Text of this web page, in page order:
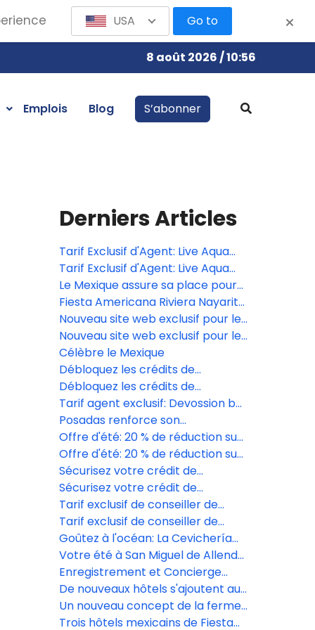
8 août 2026 / 10:56
Emplois Blog S’abonner
Derniers Articles
Tarif Exclusif d'Agent: Live Aqua
San Miguel de Allende
Tarif Exclusif d'Agent: Live Aqua
San Miguel de Allende
Le Mexique assure sa place pour
la grande finale du Bocuse d’Or
2027
Fiesta Americana Riviera Nayarit
présente le nouveau design de
son restaurant EFISIA
Nouveau site web exclusif pour les
agents de voyages à Posadas
Nouveau site web exclusif pour les
agents de voyages à Posadas
Célèbre le Mexique
Débloquez les crédits de
complexe du Grand Fiesta
Americana Los Cabos
Débloquez les crédits de
complexe du Grand Fiesta
Americana Los Cabos
Tarif agent exclusif: Devossion by
Live Aqua
Posadas renforce son
engagement social avec la
formation de 189 jeunes au
Mexique
Offre d'été: 20 % de réduction sur
les formules vacances de la
Fiesta Americana Travelty
Collection
Offre d'été: 20 % de réduction sur
les formules vacances de la
Fiesta Americana Travelty
Collection
Sécurisez votre crédit de
villégiature au Grand Fiesta
Americana Los Cabos
Sécurisez votre crédit de
villégiature au Grand Fiesta
Americana Los Cabos
Tarif exclusif de conseiller de
voyage au Live Aqua San Miguel
de Allende
Tarif exclusif de conseiller de
voyage au Live Aqua San Miguel
de Allende
Goûtez à l'océan: La Cevichería
ouvre ses portes au Fiesta
Americana Riviera Nayarit
Votre été à San Miguel de Allende
commence ici!
Enregistrement et Concierge
Digital propulsé par Agentforce
De nouveaux hôtels s'ajoutent au
portefeuille de Posadas
Un nouveau concept de la ferme
à la table prend vie à Grand
Trois hôtels mexicains de Fiesta
USA Go to